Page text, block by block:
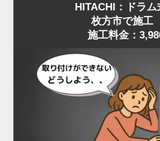
HITACHI：ドラム
枚方市で施
施工料金：